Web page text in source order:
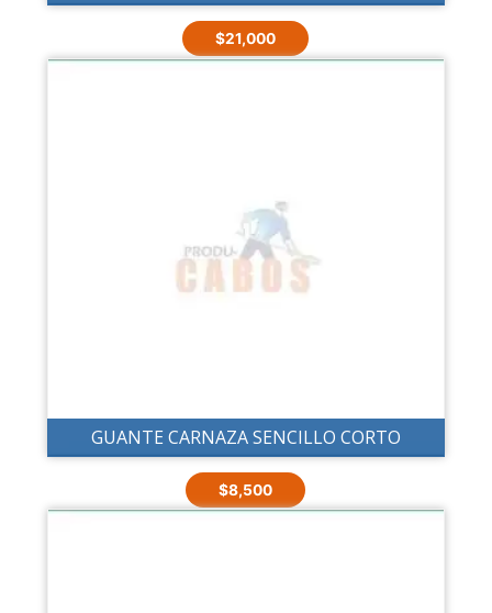
$21,000
GUANTE CARNAZA SENCILLO CORTO
$8,500